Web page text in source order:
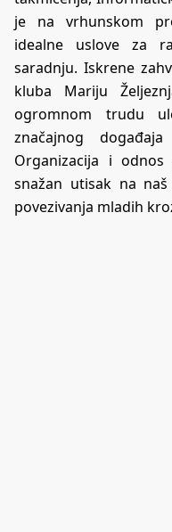
je na vrhunskom
idealne uslove za
saradnju. Iskrene
kluba Mariju
ogromnom trudu
značajnog
Organizacija i
snažan utisak na
povezivanja mladih